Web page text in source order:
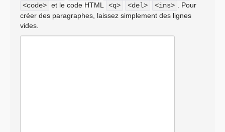
<code> et le code HTML <q> <del> <ins>
. Pour
créer des paragraphes, laissez simplement des lignes
vides.